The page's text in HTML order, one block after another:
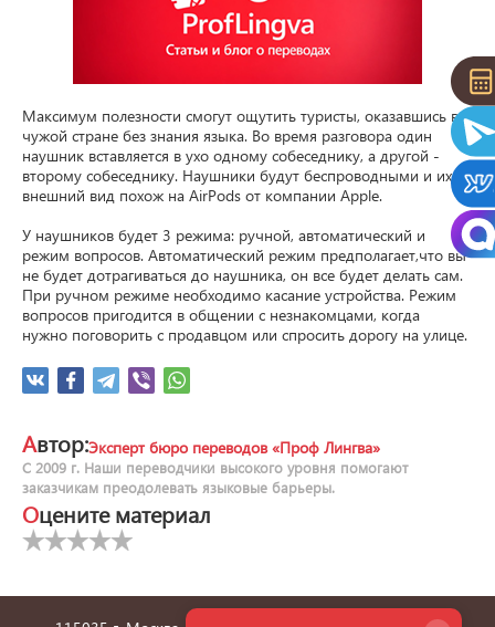
Максимум полезности смогут ощутить туристы, оказавшись в
чужой стране без знания языка. Во время разговора один
наушник вставляется в ухо одному собеседнику, а другой -
второму собеседнику. Наушники будут беспроводными и их
внешний вид похож на AirPods от компании Apple.
У наушников будет 3 режима: ручной, автоматический и
режим вопросов. Автоматический режим предполагает,что вы
не будет дотрагиваться до наушника, он все будет делать сам.
При ручном режиме необходимо касание устройства. Режим
вопросов пригодится в общении с незнакомцами, когда
нужно поговорить с продавцом или спросить дорогу на улице.
Автор:Эксперт бюро переводов «Проф Лингва»
С 2009 г. Наши переводчики высокого уровня помогают
заказчикам преодолевать языковые барьеры.
Оцените материал